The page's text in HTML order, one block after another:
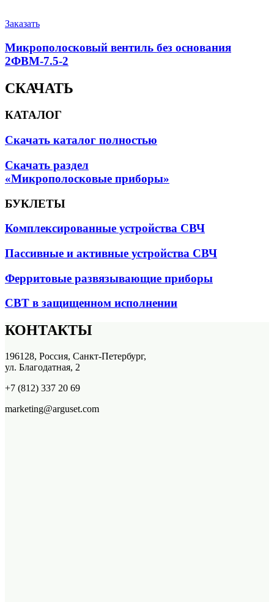
Заказать
Микрополосковый вентиль без основания
2ФВМ-7.5-2
СКАЧАТЬ
КАТАЛОГ
Скачать каталог полностью
Скачать раздел
«Микрополосковые приборы»
БУКЛЕТЫ
Комплексированные устройства СВЧ
Пассивные и активные устройства СВЧ
Ферритовые развязывающие приборы
СВТ в защищенном исполнении
КОНТАКТЫ
196128, Россия, Санкт-Петербург,
ул. Благодатная, 2
+7 (812) 337 20 69
marketing@arguset.com